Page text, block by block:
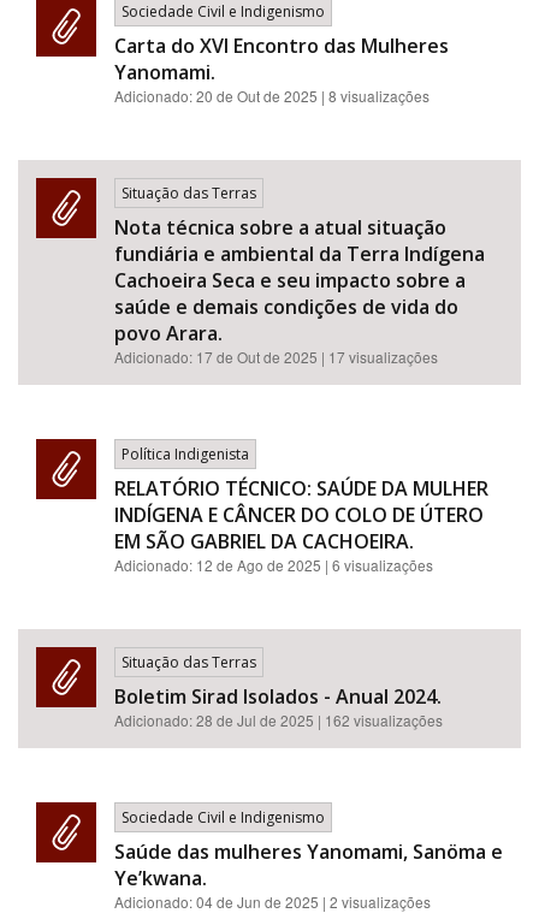
Sociedade Civil e Indigenismo
Carta do XVI Encontro das Mulheres
Yanomami.
Adicionado:20 de Out de 2025 | 8 visualizações
Situação das Terras
Nota técnica sobre a atual situação
fundiária e ambiental da Terra Indígena
Cachoeira Seca e seu impacto sobre a
saúde e demais condições de vida do
povo Arara.
Adicionado: 17 de Out de 2025 | 17 visualizações
Política Indigenista
RELATÓRIO TÉCNICO: SAÚDE DA MULHER
INDÍGENA E CÂNCER DO COLO DE ÚTERO
EM SÃO GABRIEL DA CACHOEIRA.
Adicionado: 12 de Ago de 2025 | 6 visualizações
Situação das Terras
Boletim Sirad Isolados - Anual 2024.
Adicionado:28 de Jul de 2025 | 162 visualizações
Sociedade Civil e Indigenismo
Saúde das mulheres Yanomami, Sanöma e
Ye’kwana.
Adicionado:04 de Jun de 2025 | 2 visualizações